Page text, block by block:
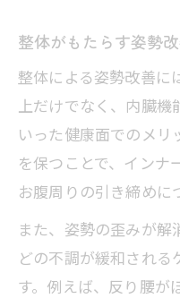
持法
ぽっこりお腹
践例
整体がおすす
ニング
整体で提案す
慣
内臓の位置を
力
整体がもたらす姿勢
整体による姿勢改善に
上だけでなく、内臓
いった健康面でのメリ
を保つことで、インナ
お腹周りの引き締めに
また、姿勢の歪みが解
どの不調が緩和される
す。例えば、反り腰が